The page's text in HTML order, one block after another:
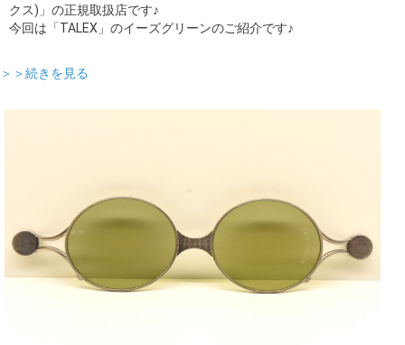
クス)」の正規取扱店です♪
今回は「TALEX」のイーズグリーンのご紹介です♪
＞＞続きを見る